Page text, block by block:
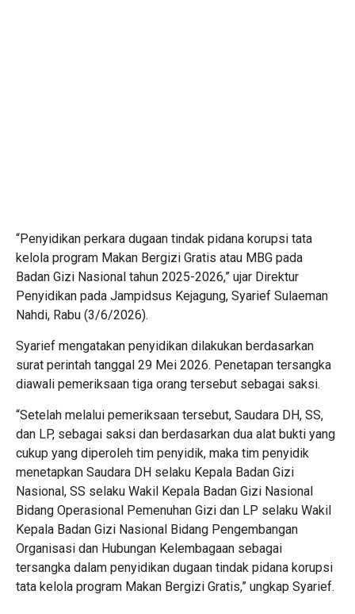
“Penyidikan perkara dugaan tindak pidana korupsi tata
kelola program Makan Bergizi Gratis atau MBG pada
Badan Gizi Nasional tahun 2025-2026,” ujar Direktur
Penyidikan pada Jampidsus Kejagung, Syarief Sulaeman
Nahdi, Rabu (3/6/2026).
Syarief mengatakan penyidikan dilakukan berdasarkan
surat perintah tanggal 29 Mei 2026. Penetapan tersangka
diawali pemeriksaan tiga orang tersebut sebagai saksi.
“Setelah melalui pemeriksaan tersebut, Saudara DH, SS,
dan LP, sebagai saksi dan berdasarkan dua alat bukti yang
cukup yang diperoleh tim penyidik, maka tim penyidik
menetapkan Saudara DH selaku Kepala Badan Gizi
Nasional, SS selaku Wakil Kepala Badan Gizi Nasional
Bidang Operasional Pemenuhan Gizi dan LP selaku Wakil
Kepala Badan Gizi Nasional Bidang Pengembangan
Organisasi dan Hubungan Kelembagaan sebagai
tersangka dalam penyidikan dugaan tindak pidana korupsi
tata kelola program Makan Bergizi Gratis,” ungkap Syarief.